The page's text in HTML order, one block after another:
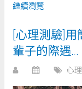
繼續瀏覽
[心理測驗]用
輩子的際遇…
心